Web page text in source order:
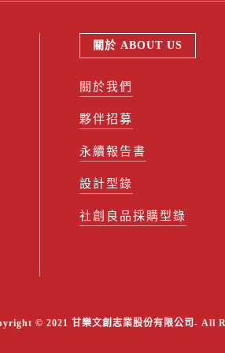
關於 ABOUT US
關於我們
夥伴招募
永續報告書
設計型錄
社創良品採購型錄
© 2021 甘樂文創志業股份有限公司- All